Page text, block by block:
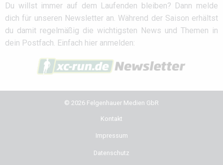
Du willst immer auf dem Laufenden bleiben? Dann melde
dich für unseren Newsletter an. Während der Saison erhältst
du damit regelmäßig die wichtigsten News und Themen in
dein Postfach. Einfach hier anmelden:
© 2026 Felgenhauer Medien GbR
Kontakt
Impressum
Datenschutz